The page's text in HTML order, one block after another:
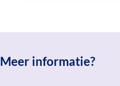
Meer informatie?